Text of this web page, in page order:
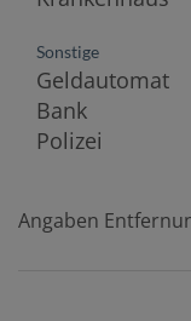
Sonstige
Geldautomat
Bank
Polizei
Angaben